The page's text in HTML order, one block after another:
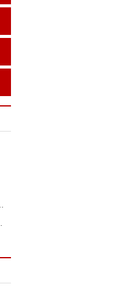
收目标责任制行动
企业占84%